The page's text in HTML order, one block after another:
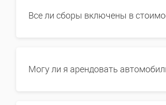
Все ли сборы включены в
Могу ли я арендовать